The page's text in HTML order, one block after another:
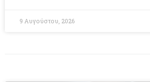
9 Αυγούστου, 2026